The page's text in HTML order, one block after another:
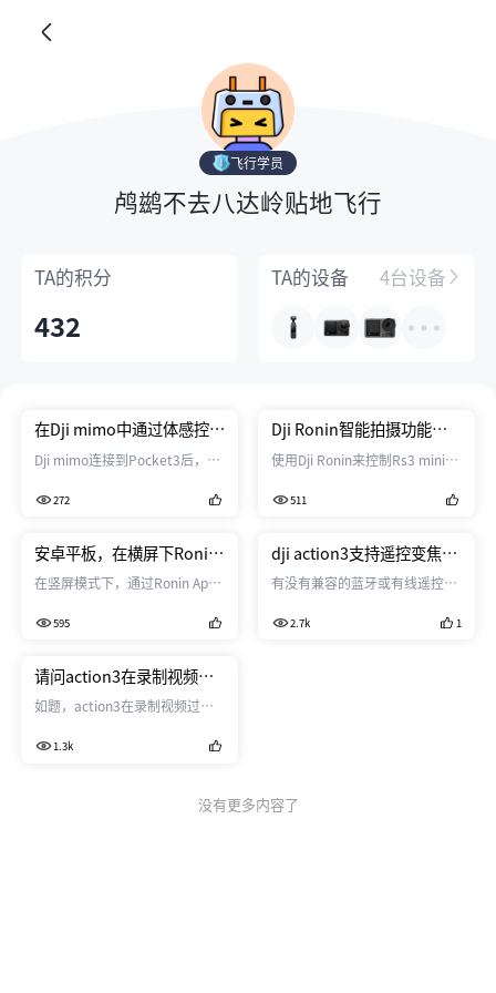
飞行学员
鸬鹚不去八达岭贴地飞行
TA的积分
432
TA的设备 4台设备
在Dji mimo中通过体感控制
Pocket3镜头
Dji mimo连接到Pocket3后，现
头方向。
272
Dji Ronin智能拍摄功能建
议
使用Dji Ronin来控制Rs3 mini
手柄控制等选项。 在实际使用中
体感控制云台转向比较方便，快
速变向时也比较容易控制精度；
2. 在体感控制模块中，可以控制
方向、录制，没有变焦或跟焦控
511
安卓平板，在横屏下Ronin
App体感控制rs3 mini工作
不正常。
在竖屏模式下，通过Ronin App
板切换到横屏模式下，Ronin
平板运动数据，平板运动方向与
不正常。 能否支持横屏模式下的
体感控制？
595
dji action3支持遥控变焦
吗？
有没有兼容的蓝牙或有线遥控
焦。2.7k 1
请问action3在录制视频过
程中能变焦吗
如题，action3在录制视频过程
角下都能变焦，还只是部分广角
1.3k
没有更多内容了